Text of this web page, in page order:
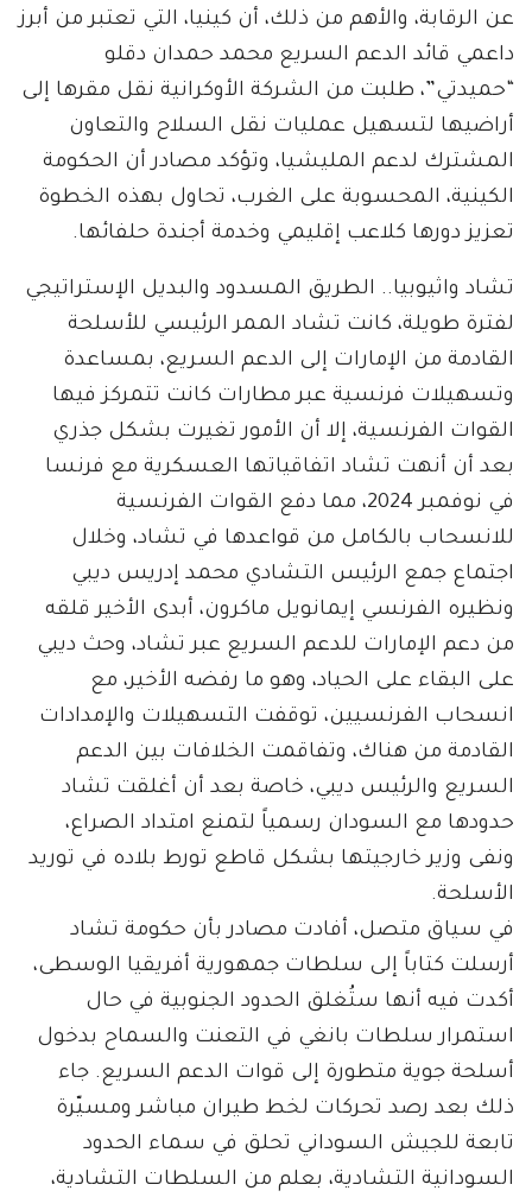
عن الرقابة، والأهم من ذلك، أن كينيا، التي تعتبر من أبرز
داعمي قائد الدعم السريع محمد حمدان دقلو
“حميدتي”، طلبت من الشركة الأوكرانية نقل مقرها إلى
أراضيها لتسهيل عمليات نقل السلاح والتعاون
المشترك لدعم المليشيا، وتؤكد مصادر أن الحكومة
الكينية، المحسوبة على الغرب، تحاول بهذه الخطوة
تعزيز دورها كلاعب إقليمي وخدمة أجندة حلفائها.
تشاد واثيوبيا.. الطريق المسدود والبديل الإستراتيجي
لفترة طويلة، كانت تشاد الممر الرئيسي للأسلحة
القادمة من الإمارات إلى الدعم السريع، بمساعدة
وتسهيلات فرنسية عبر مطارات كانت تتمركز فيها
القوات الفرنسية، إلا أن الأمور تغيرت بشكل جذري
بعد أن أنهت تشاد اتفاقياتها العسكرية مع فرنسا
في نوفمبر 2024، مما دفع القوات الفرنسية
للانسحاب بالكامل من قواعدها في تشاد، وخلال
اجتماع جمع الرئيس التشادي محمد إدريس ديبي
ونظيره الفرنسي إيمانويل ماكرون، أبدى الأخير قلقه
من دعم الإمارات للدعم السريع عبر تشاد، وحث ديبي
على البقاء على الحياد، وهو ما رفضه الأخير، مع
انسحاب الفرنسيين، توقفت التسهيلات والإمدادات
القادمة من هناك، وتفاقمت الخلافات بين الدعم
السريع والرئيس ديبي، خاصة بعد أن أغلقت تشاد
حدودها مع السودان رسمياً لتمنع امتداد الصراع،
ونفى وزير خارجيتها بشكل قاطع تورط بلاده في توريد
الأسلحة.
في سياق متصل، أفادت مصادر بأن حكومة تشاد
أرسلت كتاباً إلى سلطات جمهورية أفريقيا الوسطى،
أكدت فيه أنها ستُغلق الحدود الجنوبية في حال
استمرار سلطات بانغي في التعنت والسماح بدخول
أسلحة جوية متطورة إلى قوات الدعم السريع. جاء
ذلك بعد رصد تحركات لخط طيران مباشر ومسيّرة
تابعة للجيش السوداني تحلق في سماء الحدود
السودانية التشادية، بعلم من السلطات التشادية،